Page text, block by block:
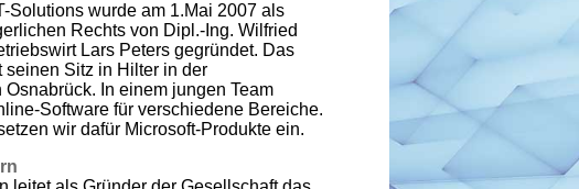
Solutions wurde am 1.Mai 2007 als
Rechts von Dipl.-Ing. Wilfried
Lars Peters gegründet. Das
seinen Sitz in Hilter in der
In einem jungen Team
Software für verschiedene Bereiche.
wir dafür Microsoft-Produkte ein.